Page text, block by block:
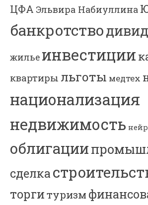
ЦФА Эльвира Набиуллина
банкротство
жилье инвестиции
квартиры льготы медтех
национализация
недвижимость
облигации
сделка
торгитуризм